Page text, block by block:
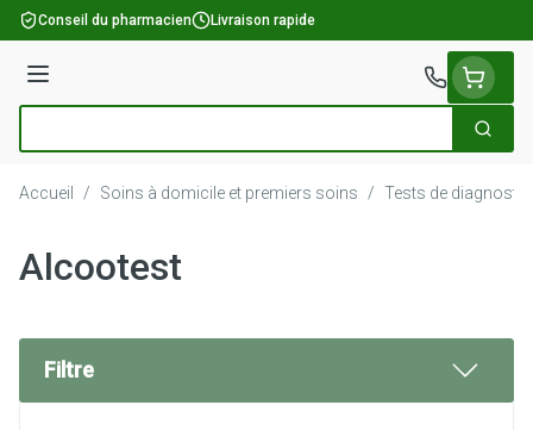
Aller au contenu
Conseil du pharmacien Livraison rapide
Menu
Accueil / Soins à domicile et premiers soins / Tests de diagnostic
Alcootest
Filtre